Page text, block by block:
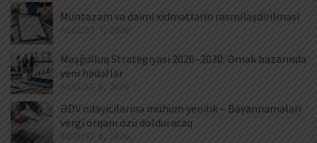
Müntəzəm və daimi xidmətlərin rəsmiləşdirilməsi
AUGUST 7, 2026
Məşğulluq Strategiyası 2026–2030: Əmək bazarında
yeni hədəflər
AUGUST 6, 2026
ƏDV ödəyicilərinə mühüm yenilik – Bəyannamələri
vergi orqanı özü dolduracaq
AUGUST 6, 2026